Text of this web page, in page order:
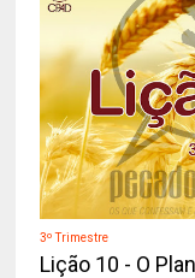
3º Trimestre
Lição 10 - O